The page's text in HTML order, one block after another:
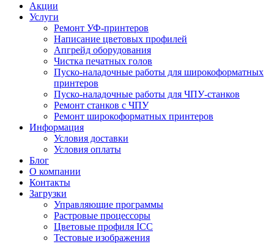
Акции
Услуги
Ремонт УФ-принтеров
Написание цветовых профилей
Апгрейд оборудования
Чистка печатных голов
Пуско-наладочные работы для широкоформатных
принтеров
Пуско-наладочные работы для ЧПУ-станков
Ремонт станков с ЧПУ
Ремонт широкоформатных принтеров
Информация
Условия доставки
Условия оплаты
Блог
О компании
Контакты
Загрузки
Управляющие программы
Растровые процессоры
Цветовые профиля ICC
Тестовые изображения